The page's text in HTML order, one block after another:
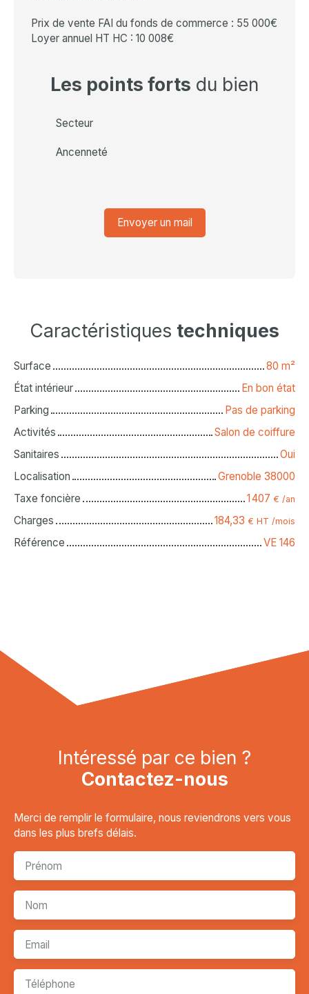
Prix de vente FAI du fonds de commerce : 55 000€
Loyer annuel HT HC : 10 008€
Les points forts du bien
Secteur
Ancenneté
Envoyer un mail
Caractéristiques techniques
Surface 80 m²
État intérieur
En bon état
Parking
Pas de parking
Activités
Salon de coiffure
Sanitaires
Oui
Localisation
Grenoble 38000
Taxe foncière
1 407 € /an
Charges 184,33 € HT /mois
Référence VE 146
Intéressé par ce bien ?
Contactez-nous
Merci de remplir le formulaire, nous reviendrons vers vous
dans les plus brefs délais.
Prénom
Nom
Email
Téléphone